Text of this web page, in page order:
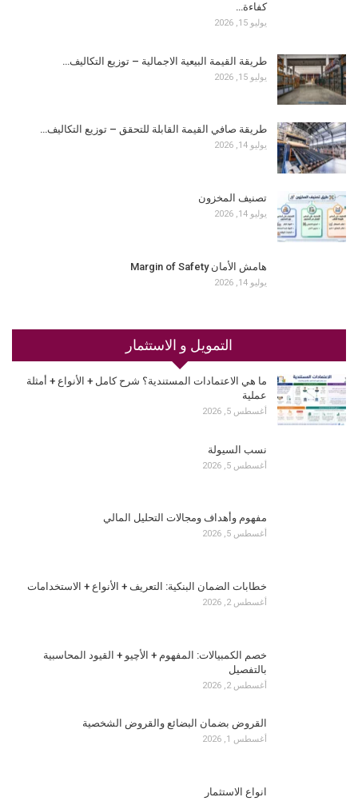
كفاءة…
يوليو 15, 2026
طريقة القيمة البيعية الاجمالية – توزيع التكاليف…
يوليو 15, 2026
طريقة صافي القيمة القابلة للتحقق – توزيع التكاليف…
يوليو 14, 2026
تصنيف المخزون
يوليو 14, 2026
هامش الأمان Margin of Safety
يوليو 14, 2026
التمويل و الاستثمار
ما هي الاعتمادات المستندية؟ شرح كامل + الأنواع + أمثلة
عملية
أغسطس 5, 2026
نسب السيولة
أغسطس 5, 2026
مفهوم وأهداف ومجالات التحليل المالي
أغسطس 5, 2026
خطابات الضمان البنكية: التعريف + الأنواع + الاستخدامات
أغسطس 2, 2026
خصم الكمبيالات: المفهوم + الأچيو + القيود المحاسبية
بالتفصيل
أغسطس 2, 2026
القروض بضمان البضائع والقروض الشخصية
أغسطس 1, 2026
انواع الاستثمار